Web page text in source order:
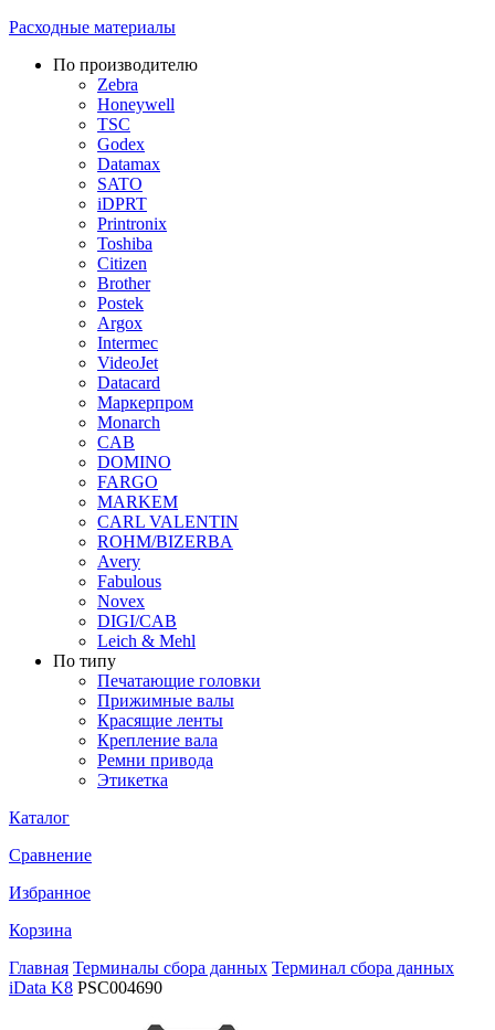
Расходные материалы
По производителю
Zebra
Honeywell
TSC
Godex
Datamax
SATO
iDPRT
Printronix
Toshiba
Citizen
Brother
Postek
Argox
Intermec
VideoJet
Datacard
Маркерпром
Monarch
CAB
DOMINO
FARGO
MARKEM
CARL VALENTIN
ROHM/BIZERBA
Avery
Fabulous
Novex
DIGI/CAB
Leich & Mehl
По типу
Печатающие головки
Прижимные валы
Красящие ленты
Крепление вала
Ремни привода
Этикетка
Каталог
Сравнение
Избранное
Корзина
Главная Терминалы сбора данных Терминал сбора данных
iData K8 PSC004690